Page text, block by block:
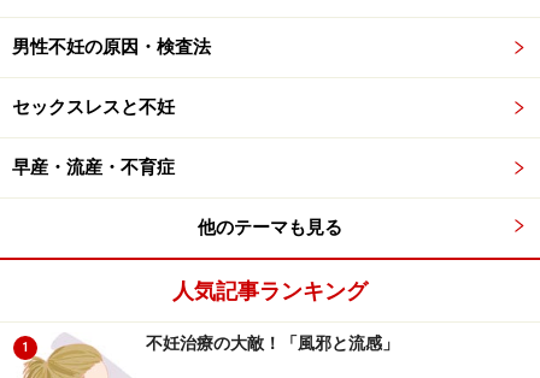
TENGAの開発にはかなりの男性のデータが
設立当初は社員や周りの男性に協力頂きデータを集めま
したが、今ではお客様自身のデータから各人にピッタリ
のTENGAを紹介するTENGA Fittingというネット上のコン
テンツを通じて、50万人分のデータを収集しておりま
基本的にはお客様ご自身にピッタリのTENGAを知って頂
男性不妊の原因・検査法
セックスレスと不妊
早産・流産・不育症
他のテーマも見る
人気記事ランキング
1 不妊治療の大敵！「風邪と流感」